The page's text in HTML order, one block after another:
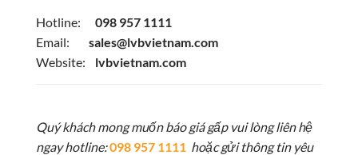
Hotline:
098 957 1111
Email:
sales@lvbvietnam.com
Website:
lvbvietnam.com
Quý khách mong muốn báo giá gấp vui lòng liên hệ
ngay hotline:098 957 1111 hoặc gửi thông tin yêu